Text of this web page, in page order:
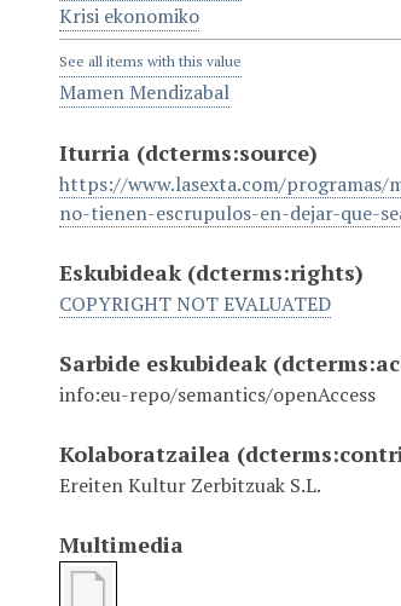
Krisi ekonomiko
See all items with this value
Mamen Mendizabal
Iturria (dcterms:source)
https://www.lasexta.com/
no-tienen-escrupulos-en-dejar-que-
Eskubideak (dcterms:rights)
COPYRIGHT NOT EVALUATED
Sarbide eskubideak
info:eu-repo/semantics/openAccess
Kolaboratzailea
Ereiten Kultur Zerbitzuak S.L.
Multimedia